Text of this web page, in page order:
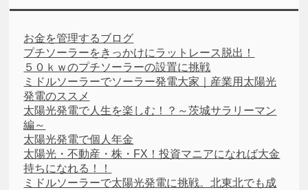
お金を管理するブログ
プチソーラーをきっかけにラットレース脱出！
５０ｋｗのプチソーラーの設置に挑戦
ミドルソーラーでソーラー発電大家｜産業用太陽光
発電のススメ
太陽光発電で人生を楽しむ！？～茨城サラリーマン
編～
太陽光発電で個人年金
太陽光・不動産・株・FX！投資マニアになれば大金
持ちになれる！！
ミドルソーラーで太陽光発電に挑戦。北東北でも成